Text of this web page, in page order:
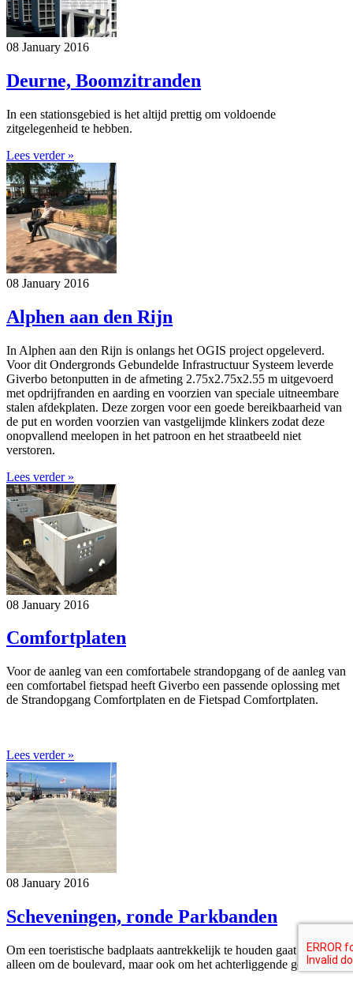
08 January 2016
Deurne, Boomzitranden
In een stationsgebied is het altijd prettig om voldoende
zitgelegenheid te hebben.
Lees verder »
08 January 2016
Alphen aan den Rijn
In Alphen aan den Rijn is onlangs het OGIS project opgeleverd.
Voor dit Ondergronds Gebundelde Infrastructuur Systeem leverde
Giverbo betonputten in de afmeting 2.75x2.75x2.55 m uitgevoerd
met opdrijfranden en aarding en voorzien van speciale uitneembare
stalen afdekplaten. Deze zorgen voor een goede bereikbaarheid van
de put en worden voorzien van vastgelijmde klinkers zodat deze
onopvallend meelopen in het patroon en het straatbeeld niet
verstoren.
Lees verder »
08 January 2016
Comfortplaten
Voor de aanleg van een comfortabele strandopgang of de aanleg van
een comfortabel fietspad heeft Giverbo een passende oplossing met
de Strandopgang Comfortplaten en de Fietspad Comfortplaten.
Lees verder »
08 January 2016
Scheveningen, ronde Parkbanden
Om een toeristische badplaats aantrekkelijk te houden gaat het niet
alleen om de boulevard, maar ook om het achterliggende gebied.